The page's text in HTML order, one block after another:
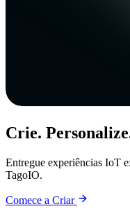
Crie.
Entregue experiências IoT
TagoIO.
Comece a Criar